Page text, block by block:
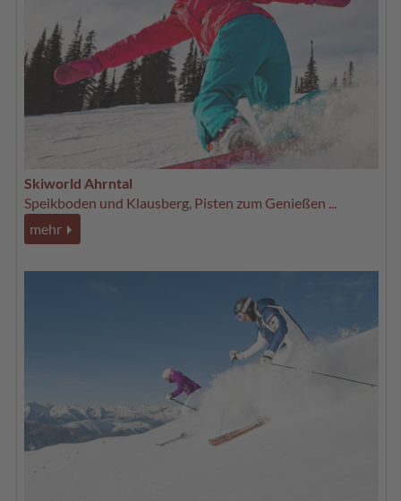
Skiworld Ahrntal
Speikboden und Klausberg, Pisten zum Genießen ...
mehr